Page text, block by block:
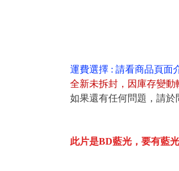
運費選擇 : 請看商品頁面
全新未拆封 ， 因庫存變動
如果還有任何問題，請於
此片是BD藍光，要有藍